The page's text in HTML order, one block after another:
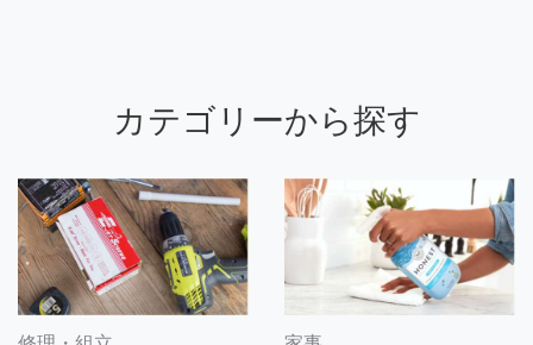
カテゴリーから探す